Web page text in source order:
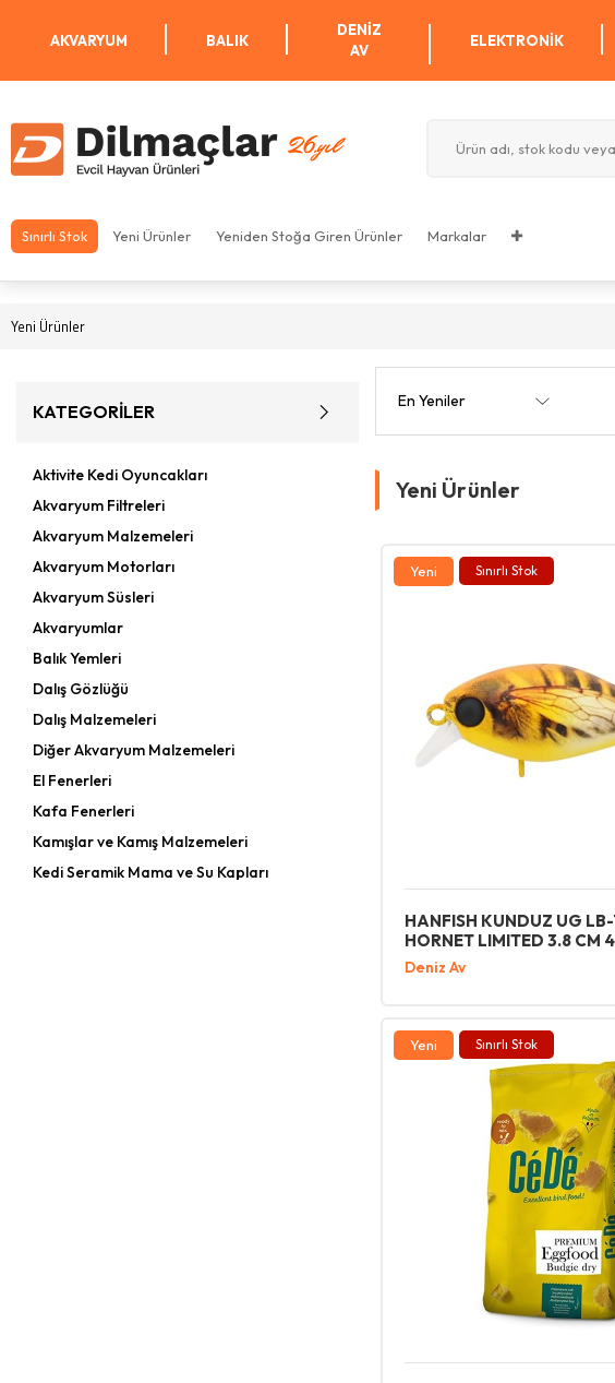
Sınırlı Stok Yeni Ürünler Yeniden Stoğa Giren Ürünler Markalar
AKVARYUM BALIK
DENIZ
AV
ELEKTRONIK
Yeni Ürünler
KATEGORİLER
Aktivite Kedi Oyuncakları
Akvaryum Filtreleri
Akvaryum Malzemeleri
Akvaryum Motorları
Akvaryum Süsleri
Akvaryumlar
Balık Yemleri
Dalış Gözlüğü
Dalış Malzemeleri
Diğer Akvaryum Malzemeleri
El Fenerleri
Kafa Fenerleri
Kamışlar ve Kamış Malzemeleri
Kedi Seramik Mama ve Su Kapları
Yeni Ürünler
Yeni Sınırlı Stok
HANFISH KUNDUZ UG LB-
HORNET LIMITED 3.8 CM
Deniz Av
Yeni Sınırlı Stok